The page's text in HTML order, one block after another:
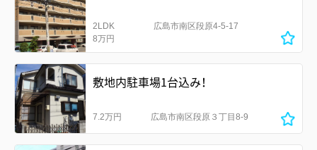
2LDK
8万円
広島市南区段原4-5-17
敷地内駐車場1台込み！
7.2万円 広島市南区段原３丁目8-9